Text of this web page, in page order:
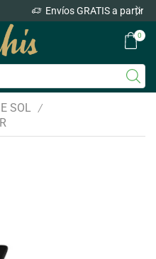
a partir de 60€
0
SOL /